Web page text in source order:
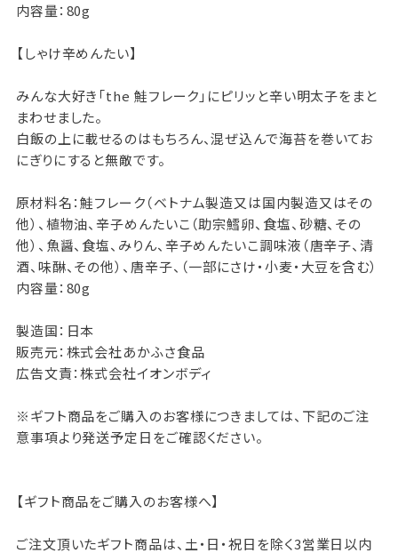
内容量：80g
【しゃけ辛めんたい】
みんな大好き「the 鮭フレーク」にピリッと辛い明太子をまと
まわせました。
白飯の上に載せるのはもちろん、混ぜ込んで海苔を巻いてお
にぎりにすると無敵です。
原材料名：鮭フレーク（ベトナム製造又は国内製造又はその
他）、植物油、辛子めんたいこ（助宗鱈卵、食塩、砂糖、その
他）、魚醤、食塩、みりん、辛子めんたいこ調味液（唐辛子、清
酒、味醂、その他）、唐辛子、（一部にさけ・小麦・大豆を含む）
内容量：80g
製造国：日本
販売元：株式会社あかふさ食品
広告文責：株式会社イオンボディ
※ギフト商品をご購入のお客様につきましては、下記のご注
意事項より発送予定日をご確認ください。
【ギフト商品をご購入のお客様へ】
ご注文頂いたギフト商品は、土・日・祝日を除く3営業日以内